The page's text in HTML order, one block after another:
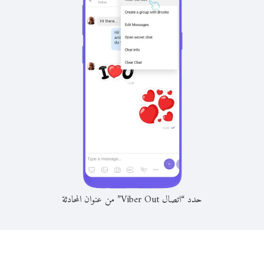
حدد “اتصال Viber Out” من عنوان المحادثة